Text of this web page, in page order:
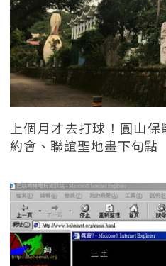
上個月才去打球！圓山
約會、聯誼聖地畫下句點